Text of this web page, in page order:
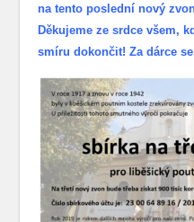
na tento poslední nový
Děkujeme ze srdce všem,
smíru dokončit! Za dárce